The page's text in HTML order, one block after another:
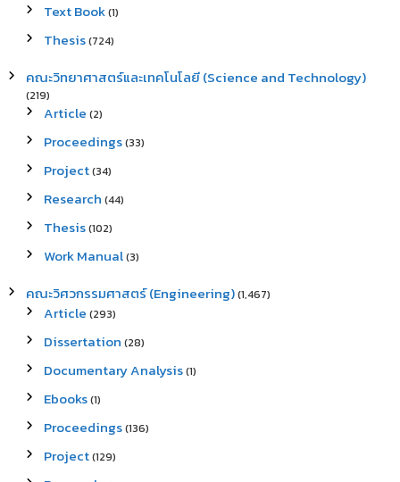
Text Book(1)
Thesis(724)
คณะวิทยาศาสตร์และเทคโนโลยี (Science and Technology)
(219)
Article (2)
Proceedings(33)
Project(34)
Research (44)
Thesis(102)
Work Manual(3)
คณะวิศวกรรมศาสตร์ (Engineering)(1,467)
Article (293)
Dissertation (28)
Documentary Analysis(1)
Ebooks(1)
Proceedings(136)
Project(129)